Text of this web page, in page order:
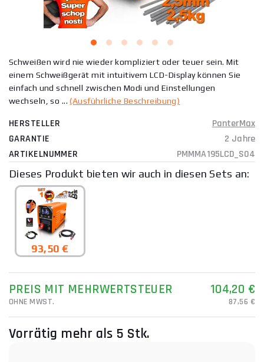
Schweißen wird nie wieder kompliziert oder teuer sein. Mit
einem Schweißgerät mit intuitivem LCD-Display können Sie
einfach und schnell zwischen Modi und Einstellungen
wechseln, so ...(Ausführliche Beschreibung)
HERSTELLER
PanterMax
GARANTIE
2 Jahre
ARTIKELNUMMER
PMMMA195LCD_S04
Dieses Produkt bieten wir auch in diesen Sets an:
93,50 €
PREIS MIT MEHRWERTSTEUER 104,20 €
OHNE MWST. 87,56 €
Vorrätig mehr als 5 Stk.